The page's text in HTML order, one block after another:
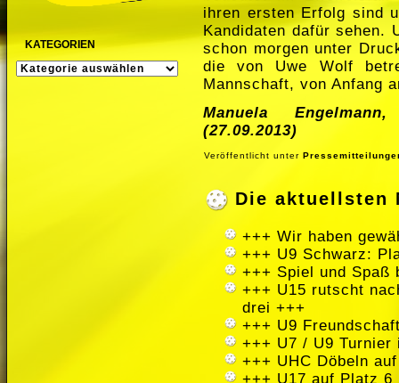
KATEGORIEN
KATEGORIEN
ihren ersten Erfolg sind
Kandidaten dafür sehen.
schon morgen unter
die von Uwe Wolf
Mannschaft, von Anfang
Manuela
(27.09.2013)
Veröffentlicht unter
Die aktuellsten
+++ Wir haben
+++ U9 Schwarz:
+++ Spiel und Spaß
+++ U15 rutscht
drei +++
+++ U9
+++ U7 / U9 Turnier
+++ UHC Döbeln
+++ U17 auf Platz